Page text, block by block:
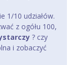
1/10 udziałów.
z ogółu 100,
? czy
i zobaczyć